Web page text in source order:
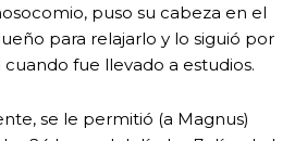
puso su cabeza en el
para relajarlo y lo siguió por
fue llevado a estudios.
se le permitió (a Magnus)